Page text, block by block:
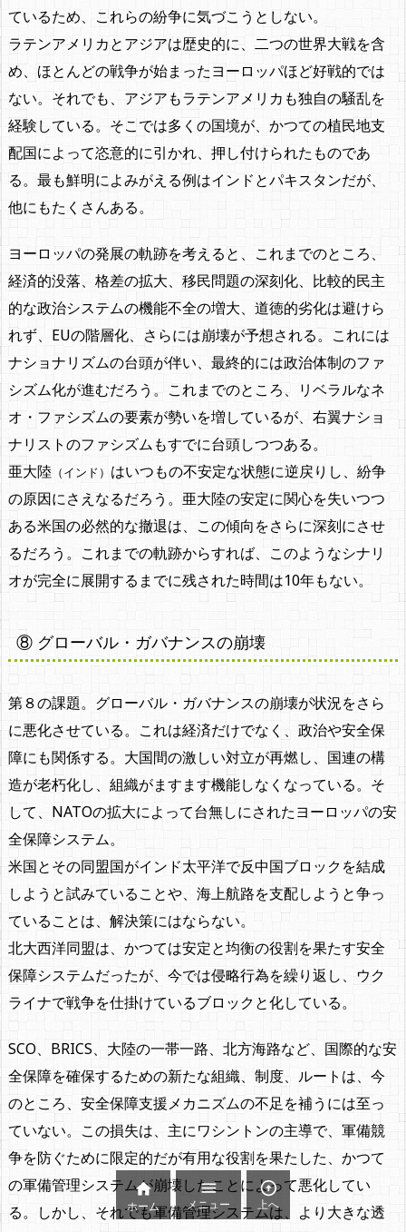
ているため、これらの紛争に気づこうとしない。
ラテンアメリカとアジアは歴史的に、二つの世界大戦を含
め、ほとんどの戦争が始まったヨーロッパほど好戦的では
ない。それでも、アジアもラテンアメリカも独自の騒乱を
経験している。そこでは多くの国境が、かつての植民地支
配国によって恣意的に引かれ、押し付けられたものであ
る。最も鮮明によみがえる例はインドとパキスタンだが、
他にもたくさんある。
ヨーロッパの発展の軌跡を考えると、これまでのところ、
経済的没落、格差の拡大、移民問題の深刻化、比較的民主
的な政治システムの機能不全の増大、道徳的劣化は避けら
れず、EUの階層化、さらには崩壊が予想される。これには
ナショナリズムの台頭が伴い、最終的には政治体制のファ
シズム化が進むだろう。これまでのところ、リベラルなネ
オ・ファシズムの要素が勢いを増しているが、右翼ナショ
ナリストのファシズムもすでに台頭しつつある。
亜大陸 （インド） はいつもの不安定な状態に逆戻りし、紛争
の原因にさえなるだろう。亜大陸の安定に関心を失いつつ
ある米国の必然的な撤退は、この傾向をさらに深刻にさせ
るだろう。これまでの軌跡からすれば、このようなシナリ
オが完全に展開するまでに残された時間は10年もない。
⑧ グローバル・ガバナンスの崩壊
第８の課題。グローバル・ガバナンスの崩壊が状況をさら
に悪化させている。これは経済だけでなく、政治や安全保
障にも関係する。大国間の激しい対立が再燃し、国連の構
造が老朽化し、組織がますます機能しなくなっている。そ
して、NATOの拡大によって台無しにされたヨーロッパの安
全保障システム。
米国とその同盟国がインド太平洋で反中国ブロックを結成
しようと試みていることや、海上航路を支配しようと争っ
ていることは、解決策にはならない。
北大西洋同盟は、かつては安定と均衡の役割を果たす安全
保障システムだったが、今では侵略行為を繰り返し、ウク
ライナで戦争を仕掛けているブロックと化している。
SCO、BRICS、大陸の一帯一路、北方海路など、国際的な安
全保障を確保するための新たな組織、制度、ルートは、今
のところ、安全保障支援メカニズムの不足を補うには至っ
ていない。この損失は、主にワシントンの主導で、軍備競
争を防ぐために限定的だが有用な役割を果たした、かつて
の軍備管理システムが崩壊したことによって悪化してい
る。しかし、それでも軍備管理システムは、より大きな透

ホーム

メニュー

上へ